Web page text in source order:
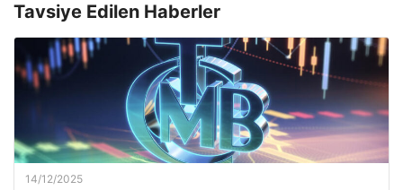
Tavsiye Edilen Haberler
14/12/2025